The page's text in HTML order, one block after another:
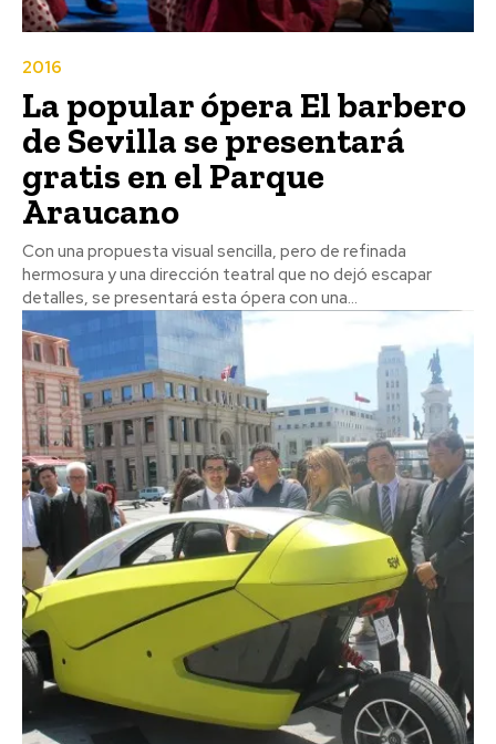
2016
La popular ópera El barbero
de Sevilla se presentará
gratis en el Parque
Araucano
Con una propuesta visual sencilla, pero de refinada
hermosura y una dirección teatral que no dejó escapar
detalles, se presentará esta ópera con una...